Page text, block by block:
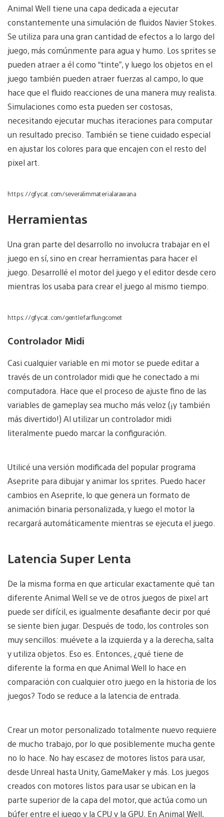
Animal Well tiene una capa dedicada a ejecutar
constantemente una simulación de fluidos Navier Stokes.
Se utiliza para una gran cantidad de efectos a lo largo del
juego, más comúnmente para agua y humo. Los sprites se
pueden atraer a él como “tinte”, y luego los objetos en el
juego también pueden atraer fuerzas al campo, lo que
hace que el fluido reacciones de una manera muy realista.
Simulaciones como esta pueden ser costosas,
necesitando ejecutar muchas iteraciones para computar
un resultado preciso. También se tiene cuidado especial
en ajustar los colores para que encajen con el resto del
pixel art.
https://gfycat.com/severalimmaterialarawana
Herramientas
Una gran parte del desarrollo no involucra trabajar en el
juego en sí, sino en crear herramientas para hacer el
juego. Desarrollé el motor del juego y el editor desde cero
mientras los usaba para crear el juego al mismo tiempo.
https://gfycat.com/gentlefarflungcomet
Controlador Midi
Casi cualquier variable en mi motor se puede editar a
través de un controlador midi que he conectado a mi
computadora. Hace que el proceso de ajuste fino de las
variables de gameplay sea mucho más veloz (¡y también
más divertido!) Al utilizar un controlador midi
literalmente puedo marcar la configuración.
Utilicé una versión modificada del popular programa
Aseprite para dibujar y animar los sprites. Puedo hacer
cambios en Aseprite, lo que genera un formato de
animación binaria personalizada, y luego el motor la
recargará automáticamente mientras se ejecuta el juego.
Latencia Super Lenta
De la misma forma en que articular exactamente qué tan
diferente Animal Well se ve de otros juegos de pixel art
puede ser difícil, es igualmente desafiante decir por qué
se siente bien jugar. Después de todo, los controles son
muy sencillos: muévete a la izquierda y a la derecha, salta
y utiliza objetos. Eso es. Entonces, ¿qué tiene de
diferente la forma en que Animal Well lo hace en
comparación con cualquier otro juego en la historia de los
juegos? Todo se reduce a la latencia de entrada.
Crear un motor personalizado totalmente nuevo requiere
de mucho trabajo, por lo que posiblemente mucha gente
no lo hace. No hay escasez de motores listos para usar,
desde Unreal hasta Unity, GameMaker y más. Los juegos
creados con motores listos para usar se ubican en la
parte superior de la capa del motor, que actúa como un
búfer entre el juego y la CPU y la GPU. En Animal Well,